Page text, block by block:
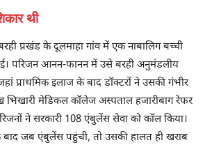
थी
प्रखंड के दूलमाहा गांव में एक नाबालिग बच्ची
परिजन आनन-फानन में उसे बरही अनुमंडलीय
प्राथमिक इलाज के बाद डॉक्टरों ने उसकी गंभीर
मेडिकल कॉलेज अस्पताल हजारीबाग रेफर
ने सरकारी 108 एंबुलेंस सेवा को कॉल किया।
जब एंबुलेंस पहुंची, तो उसकी हालत ही खराब